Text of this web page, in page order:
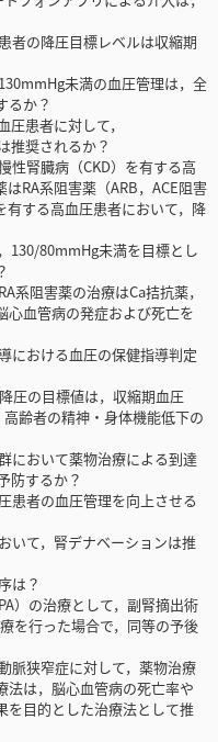
者の降圧目標レベルは収縮期
未満の血圧管理は，全
るか？
患者に対して，
推奨されるか？
腎臓病（CKD）を有する高
RA系阻害薬（ARB，ACE阻害
有する高血圧患者において，降
130/80mmHg未満を目標とし
阻害薬の治療はCa拮抗薬，
心血管病の発症および死亡を
における血圧の保健指導判定
圧の目標値は，収縮期血圧
齢者の精神・身体機能低下の
において薬物治療による到達
防するか？
患者の血圧管理を向上させる
いて，腎デナベーションは推
は？
）の治療として，副腎摘出術
を行った場合で，同等の予後
脈狭窄症に対して，薬物治療
法は，脳心血管病の死亡率や
を目的とした治療法として推